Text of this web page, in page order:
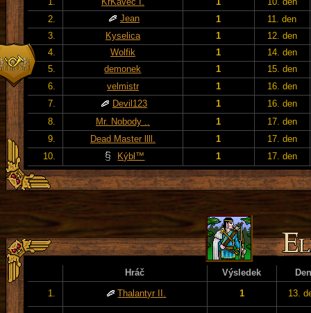
2.
Jean 1
11. den
3.
Kyselica 1
12. den
4.
Wolfik 1
14. den
5.
demonek 1
15. den
6.
velmistr 1
16. den
7.
Devil123 1
16. den
8.
Mr. Nobody .. 1
17. den
9.
Dead Master llll. 1
17. den
10.
Kýbl™ 1 17. den
Hráč Výsledek
Den
1.
Thalantyr II. 1 13.